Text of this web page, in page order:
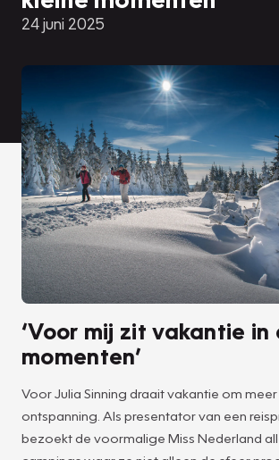
24 juni 2025
‘Voor mij zit vakantie in
momenten’
Voor Julia Sinning draait vakantie om
ontspanning. Als presentator van een
bezoekt de voormalige Miss Nederland